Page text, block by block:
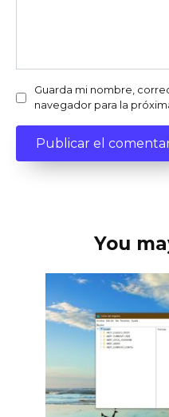
Guarda mi nombre,
navegador para la
You